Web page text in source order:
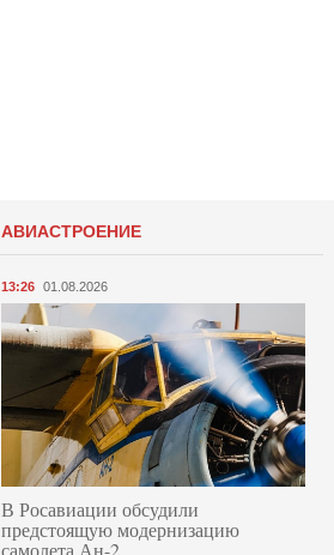
АВИАСТРОЕНИЕ
13:26 01.08.2026
В Росавиации обсудили
предстоящую модернизацию
самолета Ан-2